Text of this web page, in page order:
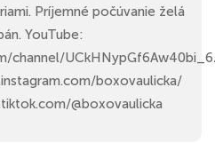
Príjemné počúvanie želá
YouTube:
channel/
boxovaulicka/
@boxovaulicka